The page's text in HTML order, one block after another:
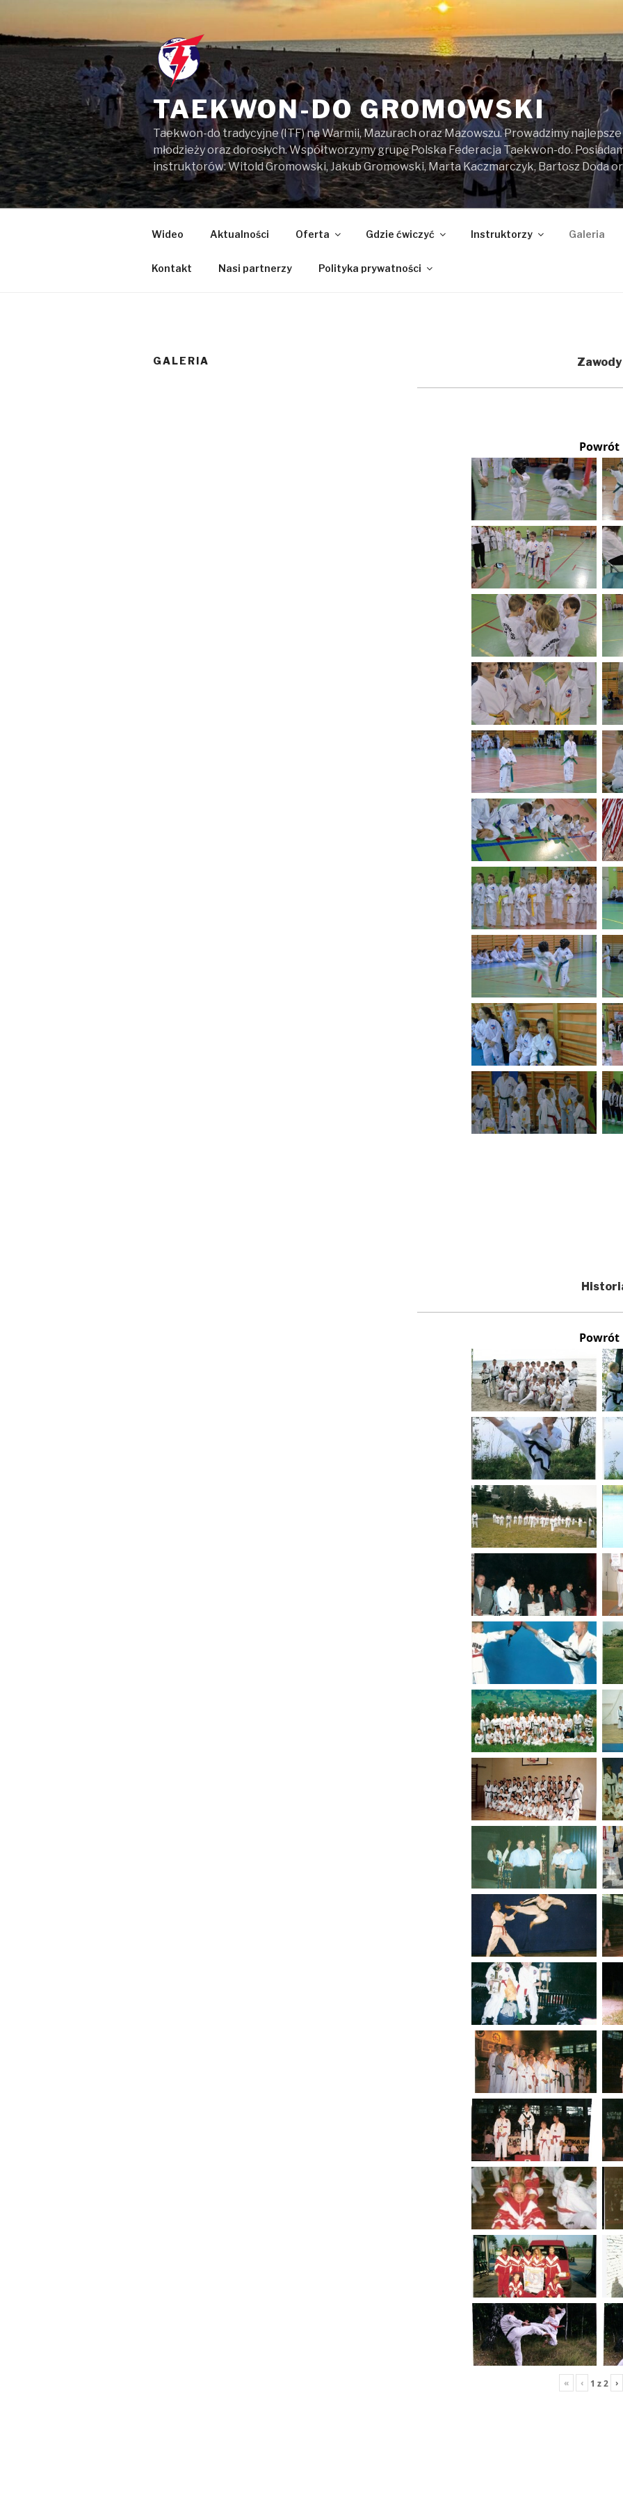
treści
TAEKWON-DO GROMOWSKI
Taekwon-do tradycyjne (ITF) na Warmii, Mazurach oraz Mazowszu. Prowadzimy
młodzieży oraz dorosłych. Współtworzymy grupę Polska Federacja Taekwon-do.
instruktorów: Witold Gromowski, Jakub Gromowski, Marta Kaczmarczyk, Bartosz Doda
Wideo Aktualności Oferta Gdzie ćwiczyć Instruktorzy Galeria
Kontakt Nasi partnerzy Polityka prywatności
GALERIA Zawody
Powrót
Powrót
« ‹ 1 z2 ›